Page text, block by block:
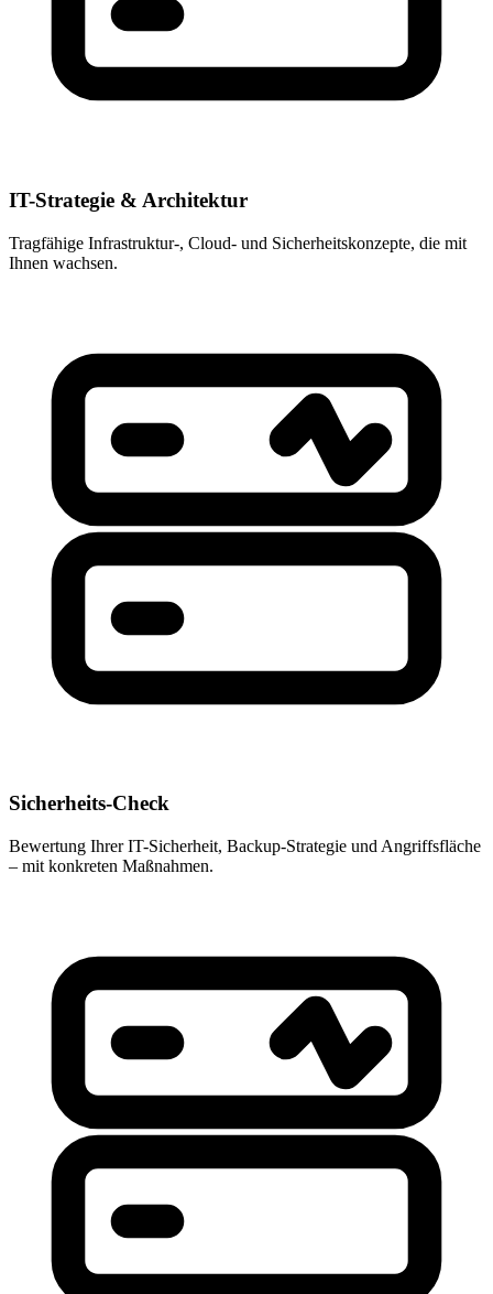
IT-Strategie & Architektur
Tragfähige Infrastruktur-, Cloud- und Sicherheitskonzepte, die mit
Ihnen wachsen.
Sicherheits-Check
Bewertung Ihrer IT-Sicherheit, Backup-Strategie und Angriffsfläche
– mit konkreten Maßnahmen.